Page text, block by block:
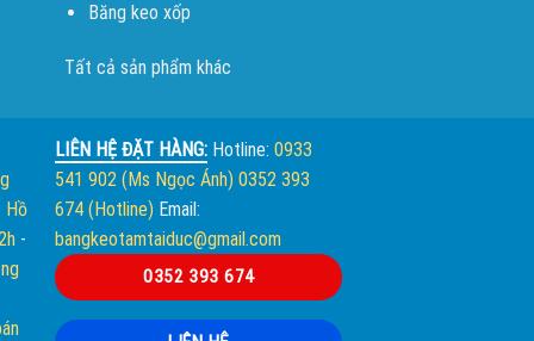
Băng keo xốp
Tất cả sản phẩm khác
Hồ
-
LIÊN HỆ ĐẶT HÀNG: Hotline:0933
541 902 (Ms Ngọc Ánh) 0352 393
674 (Hotline) Email:
bangkeotamtaiduc@gmail.com
0352 393 674